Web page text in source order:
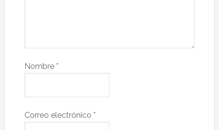
Nombre *
Correo electrónico *